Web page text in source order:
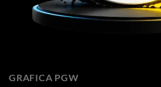
GRAFICA PGW